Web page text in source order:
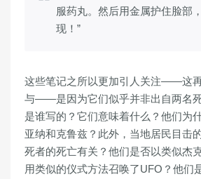
服药丸。然后用金属护住脸部
现！”
这些笔记之所以更加引人关注——这
与——是因为它们似乎并非出自两名
是谁写的？它们意味着什么？他​​们为
亚纳和克鲁兹？此外，当地居民目击
死者的死亡有关？他们是否以类似杰
用类似的仪式方法召唤了UFO？他们